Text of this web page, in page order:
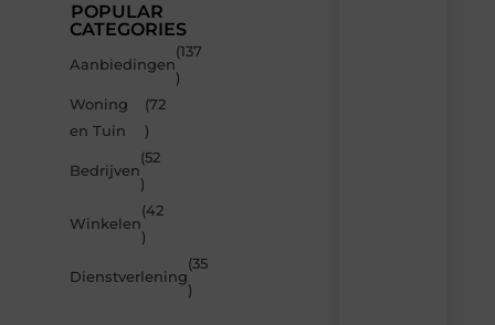
POPULAR
CATEGORIES
Aanbiedingen
(137
)
Woning
en Tuin
(72
)
Bedrijven
(52
)
Winkelen
(42
)
Dienstverlening
(35
)